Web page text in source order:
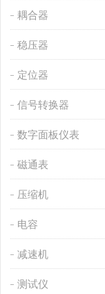
耦合器
稳压器
定位器
信号转换器
数字面板仪表
磁通表
压缩机
电容
减速机
测试仪